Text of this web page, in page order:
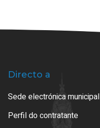
Directo a
Sede electrónica municipal
Perfil do contratante